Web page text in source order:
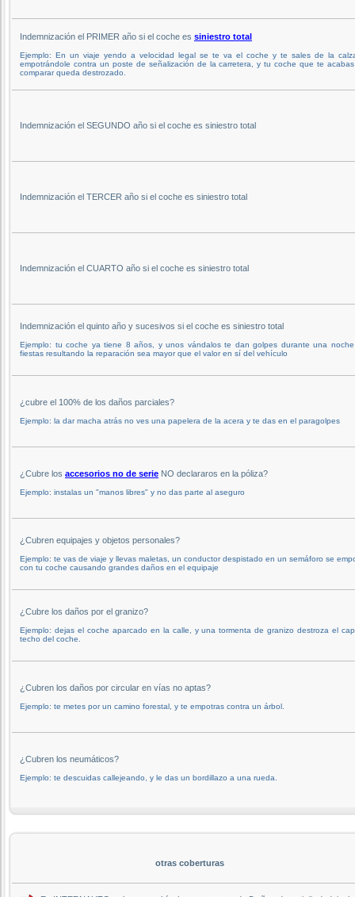
Indemnización el PRIMER año si el coche es siniestro total
Ejemplo: En un viaje yendo a velocidad legal se te va el coche y te sales de la
empotrándole contra un poste de señalización de la carretera, y tu coche que te
comparar queda destrozado.
Indemnización el SEGUNDO año si el coche es siniestro total
Indemnización el TERCER año si el coche es siniestro total
Indemnización el CUARTO año si el coche es siniestro total
Indemnización el quinto año y sucesivos si el coche es siniestro total
Ejemplo: tu coche ya tiene 8 años, y unos vándalos te dan golpes durante una
fiestas resultando la reparación sea mayor que el valor en sí del vehículo
¿cubre el 100% de los daños parciales?
Ejemplo: la dar macha atrás no ves una papelera de la acera y te das en el paragolpes
¿Cubre los accesorios no de serie NO declararos en la póliza?
Ejemplo: instalas un "manos libres" y no das parte al aseguro
¿Cubren equipajes y objetos personales?
Ejemplo: te vas de viaje y llevas maletas, un conductor despistado en un semáforo se
con tu coche causando grandes daños en el equipaje
¿Cubre los daños por el granizo?
Ejemplo: dejas el coche aparcado en la calle, y una tormenta de granizo destroza el
techo del coche.
¿Cubren los daños por circular en vías no aptas?
Ejemplo: te metes por un camino forestal, y te empotras contra un árbol.
¿Cubren los neumáticos?
Ejemplo: te descuidas callejeando, y le das un bordillazo a una rueda.
otras coberturas